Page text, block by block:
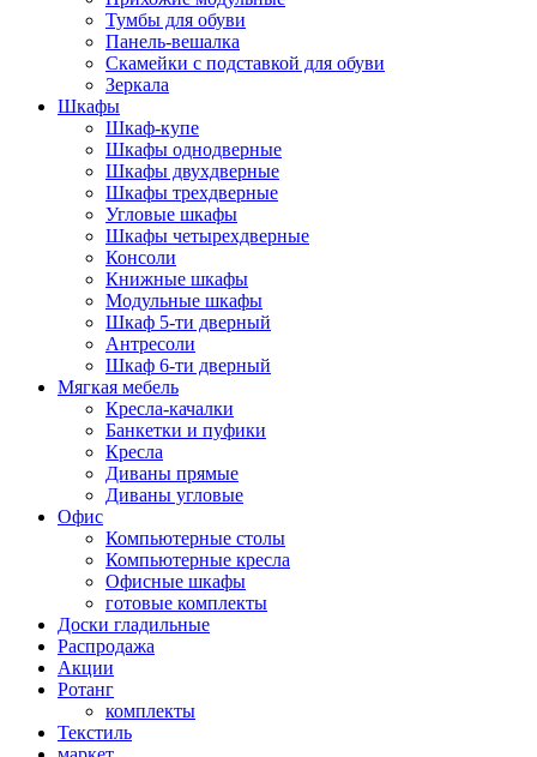
Тумбы для обуви
Панель-вешалка
Скамейки с подставкой для обуви
Зеркала
Шкафы
Шкаф-купе
Шкафы однодверные
Шкафы двухдверные
Шкафы трехдверные
Угловые шкафы
Шкафы четырехдверные
Консоли
Книжные шкафы
Модульные шкафы
Шкаф 5-ти дверный
Антресоли
Шкаф 6-ти дверный
Мягкая мебель
Кресла-качалки
Банкетки и пуфики
Кресла
Диваны прямые
Диваны угловые
Офис
Компьютерные столы
Компьютерные кресла
Офисные шкафы
готовые комплекты
Доски гладильные
Распродажа
Акции
Ротанг
комплекты
Текстиль